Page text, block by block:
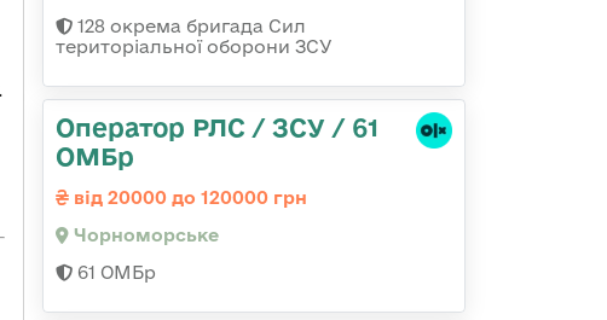
128 окрема бригада Сил
територіальної оборони ЗСУ
Оператор РЛС / ЗСУ / 61
ОМБр
від 20000 до 120000 грн
Чорноморське
61 ОМБр